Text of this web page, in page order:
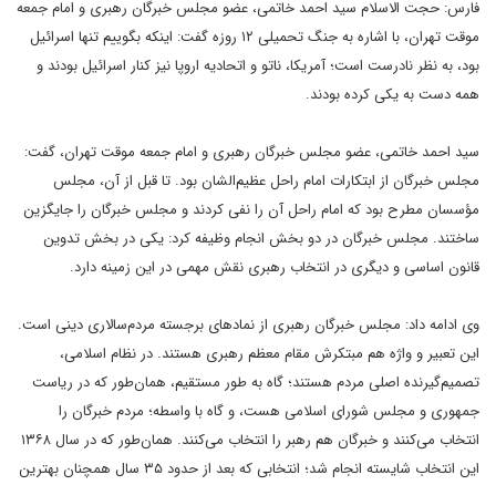
فارس: حجت الاسلام سید احمد خاتمی، عضو مجلس خبرگان رهبری و امام جمعه
موقت تهران، با اشاره به جنگ تحمیلی ۱۲ روزه‌ گفت: اینکه بگوییم تنها اسرائیل
بود، به نظر نادرست است؛ آمریکا، ناتو و اتحادیه اروپا نیز کنار اسرائیل بودند و
همه دست به یکی کرده بودند.
سید احمد خاتمی، عضو مجلس خبرگان رهبری و امام جمعه موقت تهران، گفت:
مجلس خبرگان از ابتکارات امام راحل عظیم‌الشان بود. تا قبل از آن، مجلس
مؤسسان مطرح بود که امام راحل آن را نفی کردند و مجلس خبرگان را جایگزین
ساختند. مجلس خبرگان در دو بخش انجام وظیفه کرد: یکی در بخش تدوین
قانون اساسی و دیگری در انتخاب رهبری نقش مهمی در این زمینه دارد.
وی ادامه داد: مجلس خبرگان رهبری از نمادهای برجسته مردم‌سالاری دینی است.
این تعبیر و واژه هم مبتکرش مقام معظم رهبری هستند. در نظام اسلامی،
تصمیم‌گیرنده اصلی مردم هستند؛ گاه به طور مستقیم، همان‌طور که در ریاست
جمهوری و مجلس شورای اسلامی هست، و گاه با واسطه؛ مردم خبرگان را
انتخاب می‌کنند و خبرگان هم رهبر را انتخاب می‌کنند. همان‌طور که در سال ۱۳۶۸
این انتخاب شایسته انجام شد؛ انتخابی که بعد از حدود ۳۵ سال همچنان بهترین